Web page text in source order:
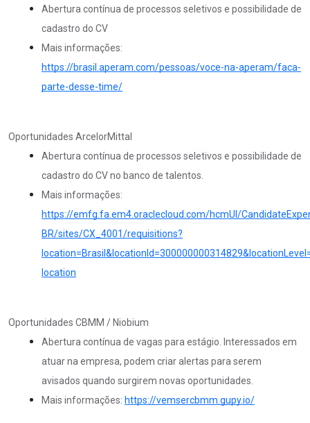
Abertura contínua de processos seletivos e possibilidade de
cadastro do CV
Mais informações:
https://brasil.aperam.com/pessoas/voce-na-aperam/faca-
parte-desse-time/
Oportunidades ArcelorMittal
Abertura contínua de processos seletivos e possibilidade de
cadastro do CV no banco de talentos.
Mais informações:
https://emfg.fa.em4.oraclecloud.com/hcmUI/
BR/sites/CX_4001/requisitions?
location
Oportunidades CBMM / Niobium
Abertura contínua de vagas para estágio. Interessados em
atuar na empresa, podem criar alertas para serem
avisados quando surgirem novas oportunidades.
Mais informações: https://vemsercbmm.gupy.io/